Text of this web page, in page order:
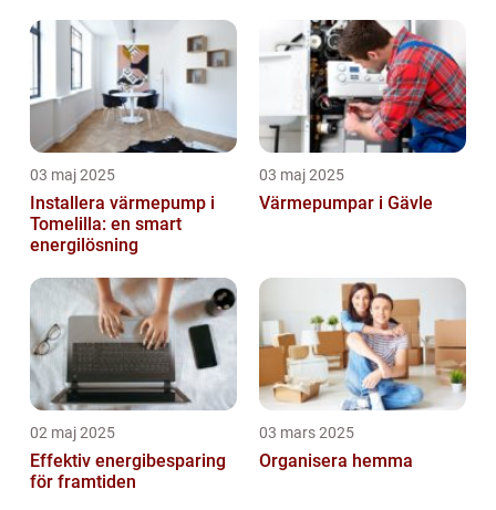
03 maj 2025
Installera värmepump i
Tomelilla: en smart
energilösning
03 maj 2025
Värmepumpar i Gävle
02 maj 2025
Effektiv energibesparing
för framtiden
03 mars 2025
Organisera hemma